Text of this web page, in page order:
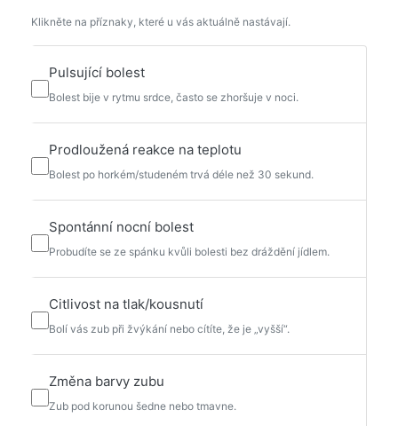
Klikněte na příznaky, které u vás aktuálně nastávají.
Pulsující bolest
Bolest bije v rytmu srdce, často se zhoršuje v noci.
Prodloužená reakce na teplotu
Bolest po horkém/studeném trvá déle než 30 sekund.
Spontánní nocní bolest
Probudíte se ze spánku kvůli bolesti bez dráždění jídlem.
Citlivost na tlak/kousnutí
Bolí vás zub při žvýkání nebo cítíte, že je „vyšší“.
Změna barvy zubu
Zub pod korunou šedne nebo tmavne.